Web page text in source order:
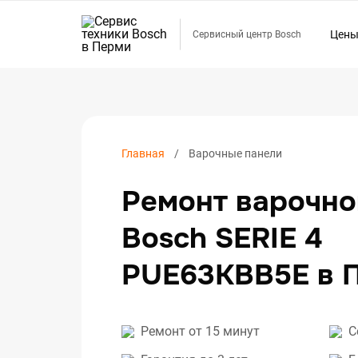
Сервисный центр Bosch Цены
Главная Варочные панели
Ремонт
Bosch SERIE 4
PUE63KBB5E в
Ремонт от 15 минут